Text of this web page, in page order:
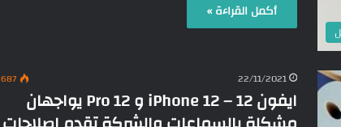
أكمل القراءة »
22/11/2021
687
ايفون 12 – iPhone 12 و 12 Pro يواجهان